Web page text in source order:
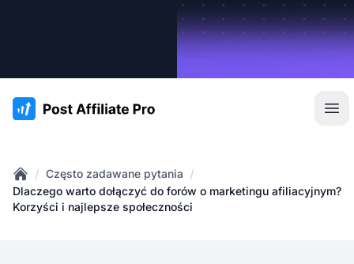
:site.title
Home
/ Często zadawane pytania /
Dlaczego warto dołączyć do forów o marketingu afiliacyjnym?
Korzyści i najlepsze społeczności